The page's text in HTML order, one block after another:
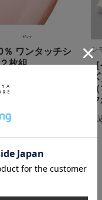
％ ワンタッチシ
枚組
シ
税